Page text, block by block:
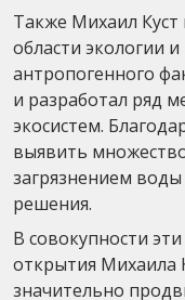
Также Михаил Куст
области экологии
антропогенного
и разработал ряд
экосистем.
выявить
загрязнением
решения.
В совокупности
открытия Михаила
значительно